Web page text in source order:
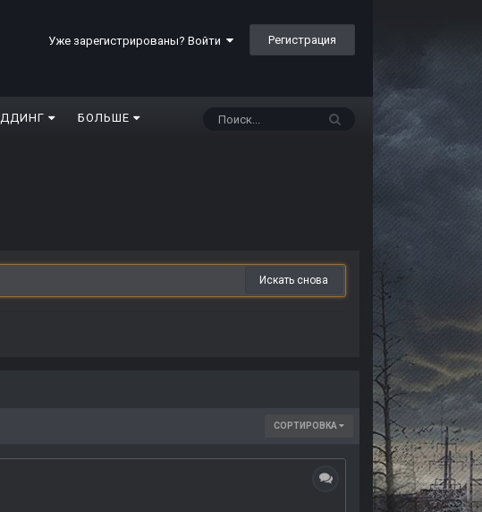
Уже зарегистрированы? Войти Регистрация
БОЛЬШЕ
Искать снова
СОРТИРОВКА